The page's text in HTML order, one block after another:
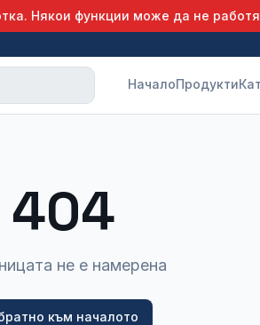
Някои функции може да не
НачалоПродукти
404
не е намерена
към началото